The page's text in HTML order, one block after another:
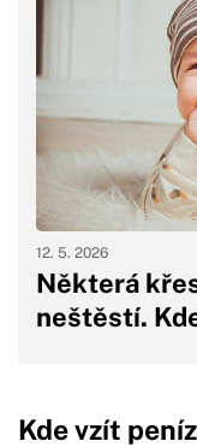
Některá
neštěstí.
12. 5. 2026
Kde vzít